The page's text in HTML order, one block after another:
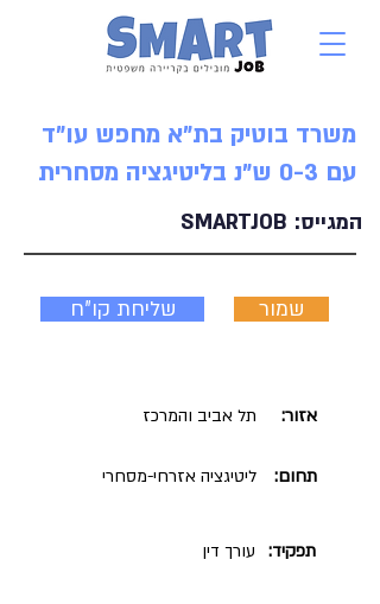
משרד בוטיק בת"א מחפש עו"ד
עם 0-3 ש"נ בליטיגציה מסחרית
SMARTJOB המגייס:
שליחת קו"ח שמור
תל אביב והמרכז אזור:
ליטיגציה אזרחי-מסחרי תחום:
עורך דין תפקיד: